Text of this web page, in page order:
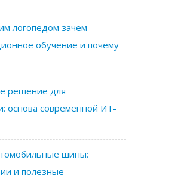
логопедом зачем
обучение и почему
решение для
основа современной ИТ-
шины:
и полезные